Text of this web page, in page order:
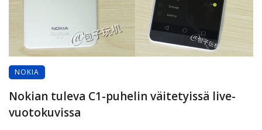
NOKIA
Nokian tuleva C1-puhelin väitetyissä live-
vuotokuvissa